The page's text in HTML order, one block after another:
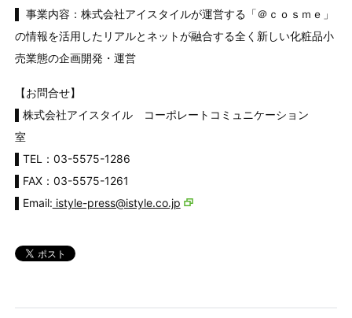
▌ 事業内容：株式会社アイスタイルが運営する「＠ｃｏｓｍｅ」
の情報を活用したリアルとネットが融合する全く新しい化粧品小
売業態の企画開発・運営
【お問合せ】
▌株式会社アイスタイル コーポレートコミュニケーション
室
▌TEL：03-5575-1286
▌FAX：03-5575-1261
▌Email: istyle-press@istyle.co.jp